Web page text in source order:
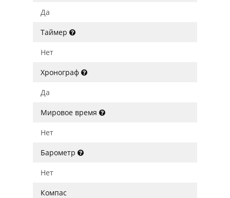
Да
Таймер
Нет
Хронограф
Да
Мировое время
Нет
Барометр
Нет
Компас